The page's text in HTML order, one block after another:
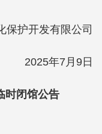
保护开发有限公司
2025年7月9日
时闭馆公告